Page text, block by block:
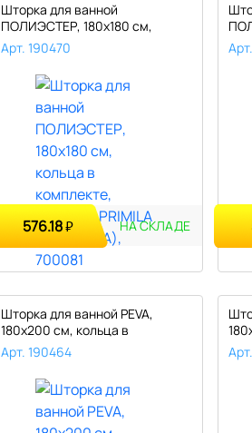
Шторка для ванной
ПОЛИЭСТЕР, 180х180 см,
кольца в компл..
Арт. 190470
576.18₽ НА СКЛАДЕ
Шторка для ванной PEVA,
180х200 см, кольца в
комплекте,..
Арт. 190464